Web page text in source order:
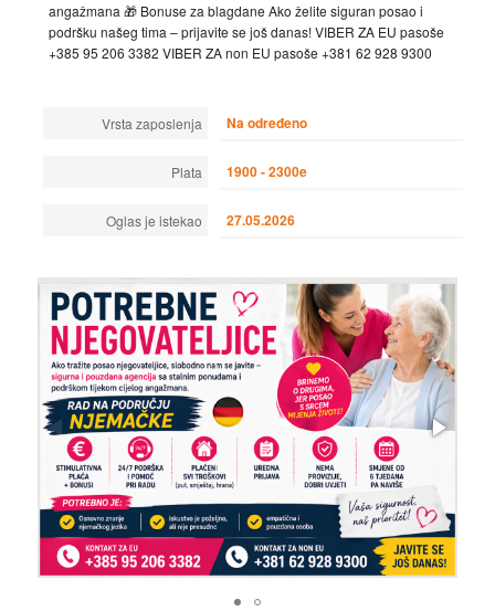
angažmana 🎁 Bonuse za blagdane Ako želite siguran posao i
podršku našeg tima – prijavite se još danas! VIBER ZA EU pasoše
+385 95 206 3382 VIBER ZA non EU pasoše +381 62 928 9300
Vrsta zaposlenja Na određeno
Plata 1900 - 2300e
Oglas je istekao 27.05.2026